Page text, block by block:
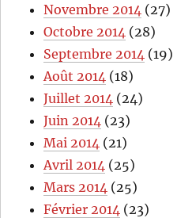
Novembre 2014 (27)
Octobre 2014 (28)
Septembre 2014 (19)
Août 2014 (18)
Juillet 2014 (24)
Juin 2014 (23)
Mai 2014 (21)
Avril 2014 (25)
Mars 2014 (25)
Février 2014 (23)